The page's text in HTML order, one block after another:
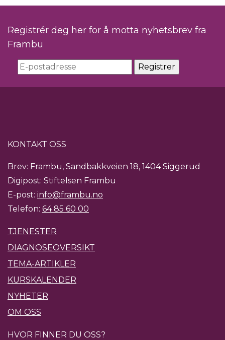
Registrér deg her for å motta nyhetsbrev fra
Frambu
KONTAKT OSS
Brev: Frambu, Sandbakkveien 18, 1404 Siggerud
Digipost: Stiftelsen Frambu
E-post: info@frambu.no
Telefon: 64 85 60 00
TJENESTER
DIAGNOSEOVERSIKT
TEMA-ARTIKLER
KURSKALENDER
NYHETER
OM OSS
HVOR FINNER DU OSS?